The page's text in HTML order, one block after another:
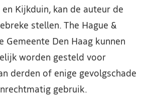
en Kijkduin, kan de auteur de
stellen. The Hague &
Gemeente Den Haag kunnen
worden gesteld voor
derden of enige gevolgschade
gebruik.